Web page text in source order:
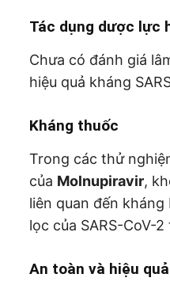
Tác dụng dược lực
Chưa có đánh giá
hiệu quả kháng
Kháng thuốc
Trong các thử
của Molnupiravir,
liên quan đến
lọc của SARS-CoV-
An toàn và hiệu